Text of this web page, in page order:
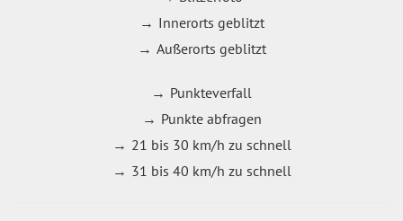
Innerorts geblitzt
Außerorts geblitzt
Punkteverfall
Punkte abfragen
21 bis 30 km/h zu schnell
31 bis 40 km/h zu schnell